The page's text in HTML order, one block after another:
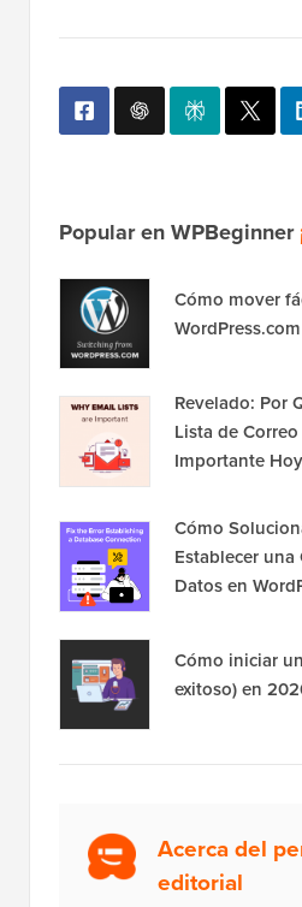
Popular en WPBeginner
Cómo mover
Revelado: Por
Lista de
Importante
Cómo
Establecer
Datos en
Cómo iniciar
exitoso) en
Acerca del
editorial